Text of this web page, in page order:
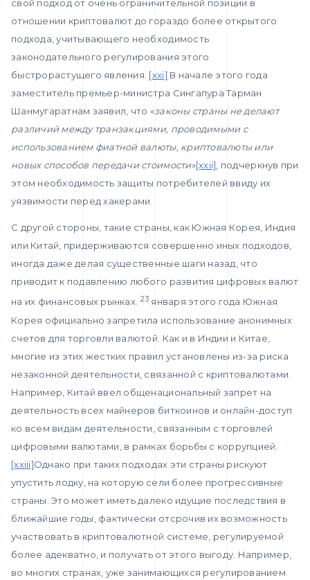
свой подход от очень ограничительной позиции в
отношении криптовалют до гораздо более открытого
подхода, учитывающего необходимость
законодательного регулирования этого
быстрорастущего явления. [xxi] В начале этого года
заместитель премьер-министра Сингапура Тарман
Шанмугаратнам заявил, что «законы страны не делают
различий между транзакциями, проводимыми с
использованием фиатной валюты, криптовалюты или
новых способов передачи стоимости»[xxii] , подчеркнув при
этом необходимость защиты потребителей ввиду их
уязвимости перед хакерами.
С другой стороны, такие страны, как Южная Корея, Индия
или Китай, придерживаются совершенно иных подходов,
иногда даже делая существенные шаги назад, что
приводит к подавлению любого развития цифровых валют
на их финансовых рынках. 23 января этого года Южная
Корея официально запретила использование анонимных
счетов для торговли валютой. Как и в Индии и Китае,
многие из этих жестких правил установлены из-за риска
незаконной деятельности, связанной с криптовалютами.
Например, Китай ввел общенациональный запрет на
деятельность всех майнеров биткоинов и онлайн-доступ
ко всем видам деятельности, связанным с торговлей
цифровыми валютами, в рамках борьбы с коррупцией.
[xxiii]Однако при таких подходах эти страны рискуют
упустить лодку, на которую сели более прогрессивные
страны. Это может иметь далеко идущие последствия в
ближайшие годы, фактически отсрочив их возможность
участвовать в криптовалютной системе, регулируемой
более адекватно, и получать от этого выгоду. Например,
во многих странах, уже занимающихся регулированием